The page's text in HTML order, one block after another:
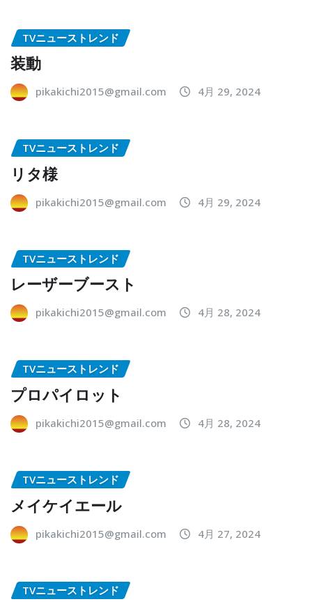
TVニューストレンド
装動
pikakichi2015@gmail.com 4月 29, 2024
TVニューストレンド
リタ様
pikakichi2015@gmail.com 4月 29, 2024
TVニューストレンド
レーザーブースト
pikakichi2015@gmail.com 4月 28, 2024
TVニューストレンド
プロパイロット
pikakichi2015@gmail.com 4月 28, 2024
TVニューストレンド
メイケイエール
pikakichi2015@gmail.com 4月 27, 2024
TVニューストレンド